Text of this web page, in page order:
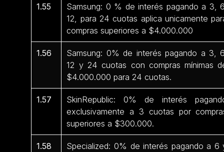
1.55
Samsung: 0 % de interés pagando a 3,
12, para 24 cuotas aplica unicamente
compras superiores a $4.000.000
1.56
Samsung: 0% de interés pagando a 3,
12 y 24 cuotas con compras mínimas
$4.000.000 para 24 cuotas.
1.57
SkinRepublic: 0% de interés
exclusivamente a 3 cuotas por
superiores a $300.000.
1.58
Specialized: 0% de interés pagando a 6